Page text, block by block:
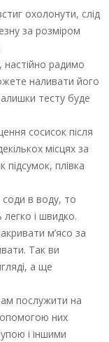
охолонути, слід
за розміром
настійно радимо
наливати його
тесту буде
сосисок після
місцях за
плівка
соди в воду, то
і швидко.
м’ясо за
Так ви
а ще
послужити на
них
і іншими